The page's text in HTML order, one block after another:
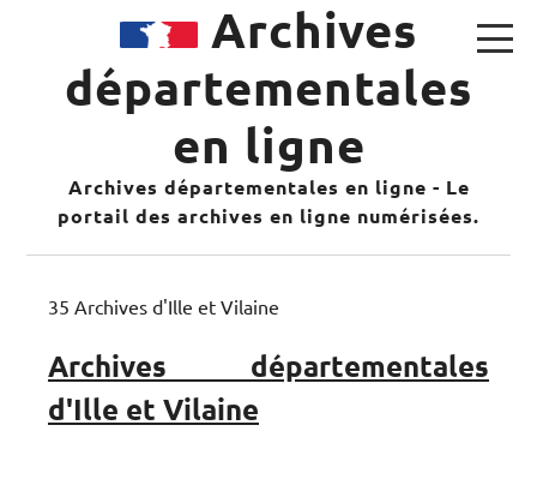
Archives
départementales
en ligne
Archives départementales en ligne - Le
portail des archives en ligne numérisées.
35 Archives d'Ille et Vilaine
Archives départementales
d'Ille et Vilaine